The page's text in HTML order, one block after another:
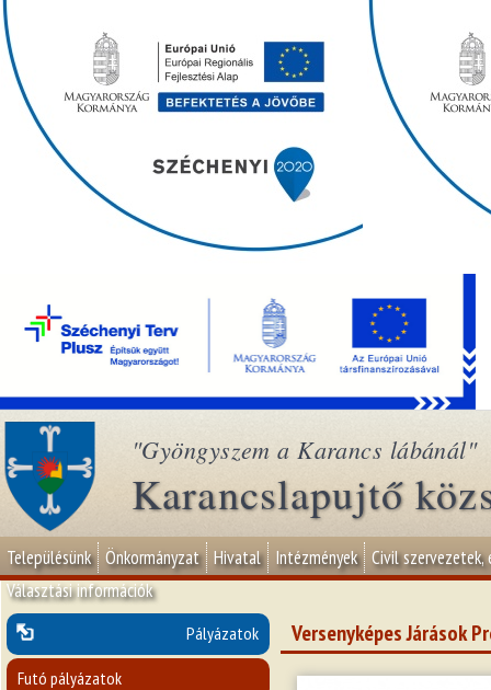
"Gyöngyszem a Karancs lábánál"
Karancslapujtő
Településünk Önkormányzat Hivatal Intézmények Civil szervezetek,
Választási információk
Pályázatok
Futó pályázatok
Versenyképes Járások